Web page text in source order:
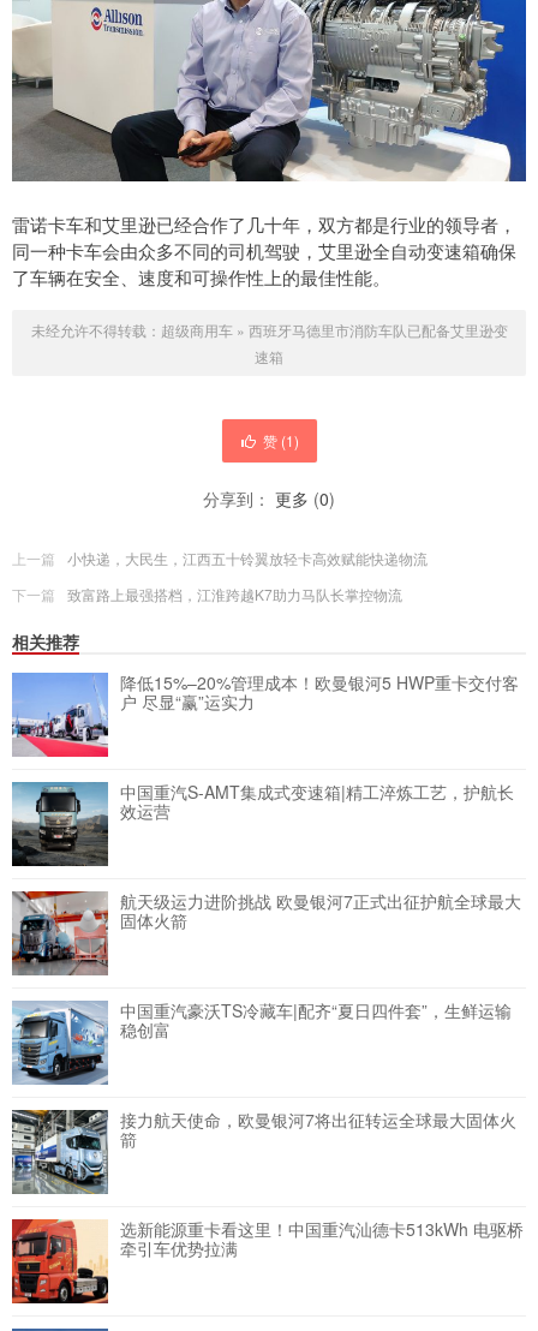
雷诺卡车和艾里逊已经合作了几十年，双方都是行业的领导者，
同一种卡车会由众多不同的司机驾驶，艾里逊全自动变速箱确保
了车辆在安全、速度和可操作性上的最佳性能。
未经允许不得转载： 超级商用车» 西班牙马德里市消防车队已配备艾里逊变
速箱
赞 (1)
分享到： 更多 (0)
上一篇
小快递，大民生，江西五十铃翼放轻卡高效赋能快递物流
下一篇
致富路上最强搭档，江淮跨越K7助力马队长掌控物流
相关推荐
降低15%–20%管理成本！欧曼银河5 HWP重卡交付客
户 尽显“赢”运实力
中国重汽S-AMT集成式变速箱|精工淬炼工艺，护航长
效运营
航天级运力进阶挑战 欧曼银河7正式出征护航全球最大
固体火箭
中国重汽豪沃TS冷藏车|配齐“夏日四件套”，生鲜运输
稳创富
接力航天使命，欧曼银河7将出征转运全球最大固体火
箭
选新能源重卡看这里！中国重汽汕德卡513kWh 电驱桥
牵引车优势拉满